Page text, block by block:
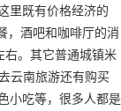
里既有价格经济的
，酒吧和咖啡厅的消
。其它普通城镇米
云南旅游还有购买
小吃等，很多人都是